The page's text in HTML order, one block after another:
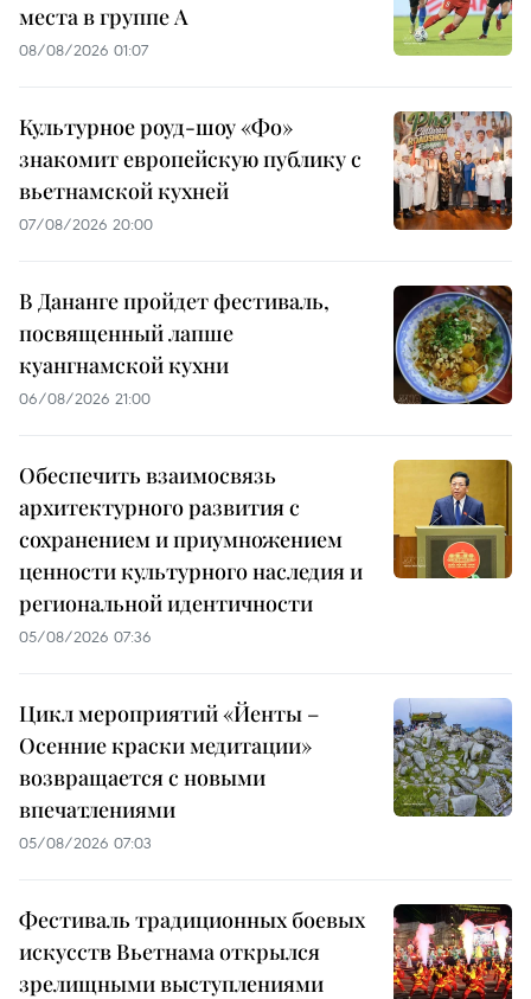
места в группе A
08/08/2026 01:07
Культурное роуд-шоу «Фо»
знакомит европейскую публику с
вьетнамской кухней
07/08/2026 20:00
В Дананге пройдет фестиваль,
посвященный лапше
куангнамской кухни
06/08/2026 21:00
Обеспечить взаимосвязь
архитектурного развития с
сохранением и приумножением
ценности культурного наследия и
региональной идентичности
05/08/2026 07:36
Цикл мероприятий «Йенты –
Осенние краски медитации»
возвращается с новыми
впечатлениями
05/08/2026 07:03
Фестиваль традиционных боевых
искусств Вьетнама открылся
зрелищными выступлениями